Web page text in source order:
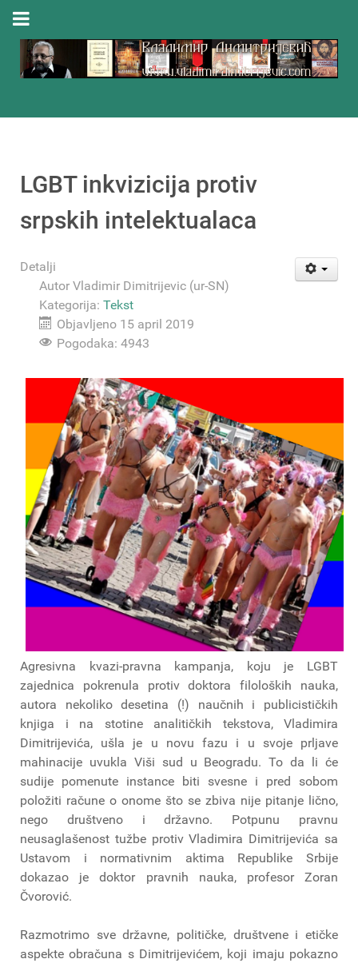
LGBT inkvizicija protiv
srpskih intelektualaca
Detalji
Autor Vladimir Dimitrijevic (ur-SN)
Kategorija: Tekst
Objavljeno 15 april 2019
Pogodaka: 4943
Agresivna kvazi-pravna kampanja, koju je LGBT
zajednica pokrenula protiv doktora filoloških nauka,
autora nekoliko desetina (!) naučnih i publicističkih
knjiga i na stotine analitičkih tekstova, Vladimira
Dimitrijevića, ušla je u novu fazu i u svoje prljave
mahinacije uvukla Viši sud u Beogradu. To da li će
sudije pomenute instance biti svesne i pred sobom
položiti račune o onome što se zbiva nije pitanje lično,
nego društveno i državno. Potpunu pravnu
neusaglašenost tužbe protiv Vladimira Dimitrijevića sa
Ustavom i normativnim aktima Republike Srbije
dokazao je doktor pravnih nauka, profesor Zoran
Čvorović.
Razmotrimo sve državne, političke, društvene i etičke
aspekte obračuna s Dimitrijevićem, koji imaju pokazno